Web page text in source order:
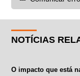
NOTÍCIAS
O impacto que está